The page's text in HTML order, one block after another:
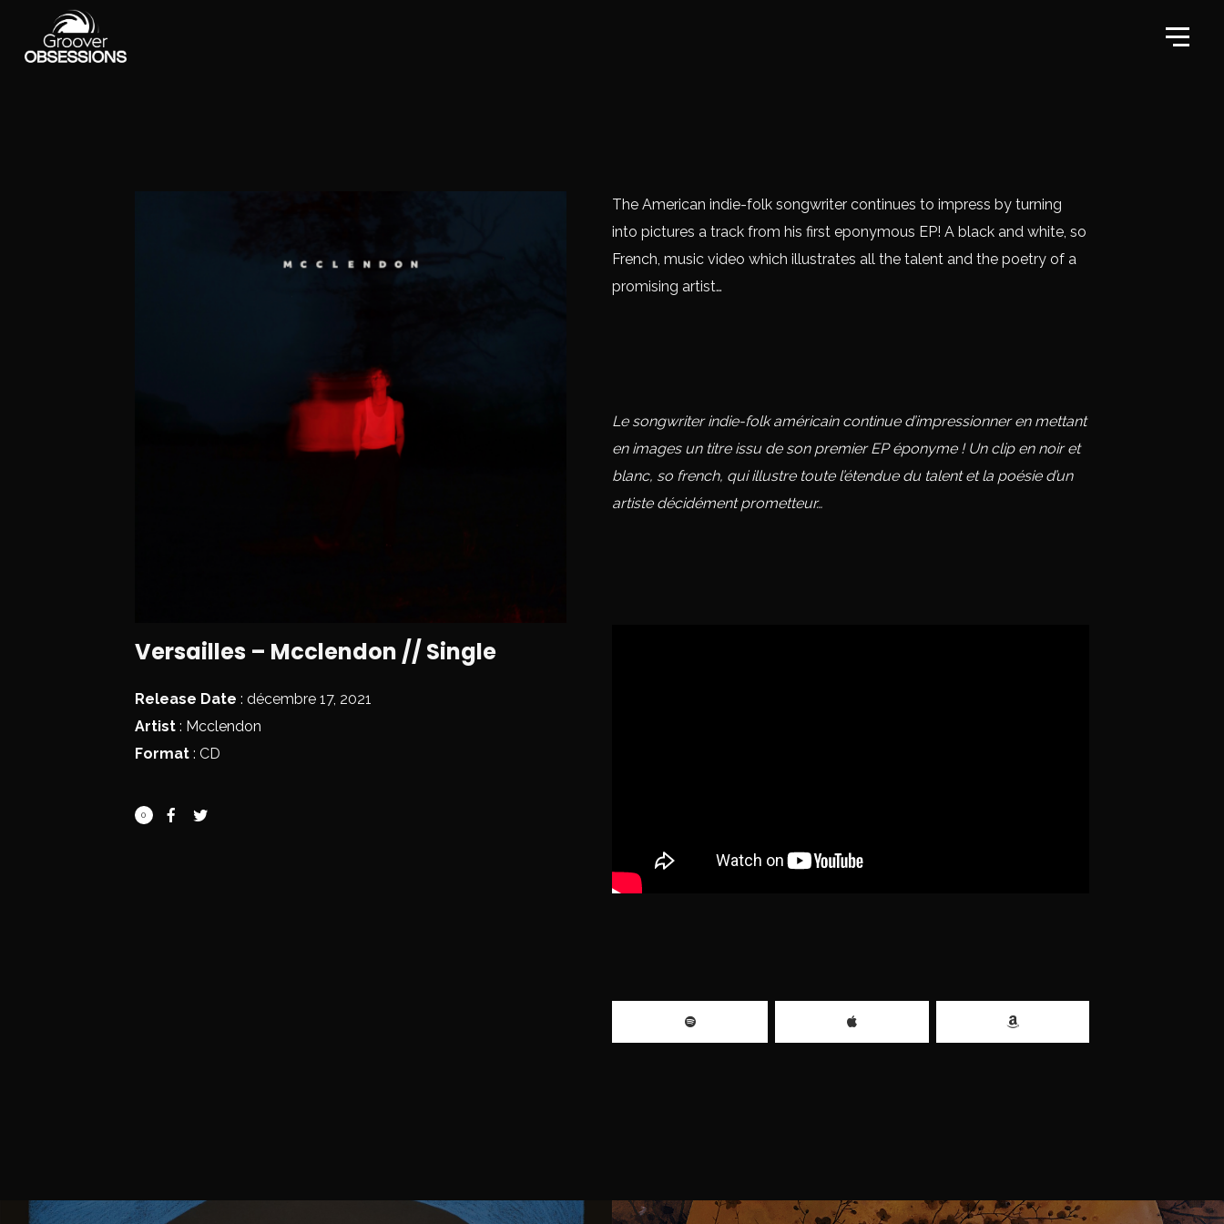
The American indie-folk songwriter continues to impress by turning
into pictures a track from his first eponymous EP! A black and white, so
French, music video which illustrates all the talent and the poetry of a
promising artist…
Le songwriter indie-folk américain continue d’impressionner en mettant
en images un titre issu de son premier EP éponyme ! Un clip en noir et
blanc, so french, qui illustre toute l’étendue du talent et la poésie d’un
artiste décidément prometteur…
Versailles – Mcclendon // Single
Release Date : décembre 17, 2021
Artist: Mcclendon
Format: CD
0